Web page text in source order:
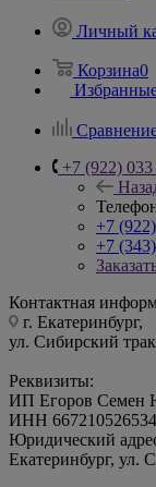
Личный
Корзина0
+7 (922)
+7
+7
Контактная
г. Екатеринбург,
ул. Сибирский
Реквизиты:
ИП Егоров Семен
ИНН
Юридический
Екатеринбург, ул.